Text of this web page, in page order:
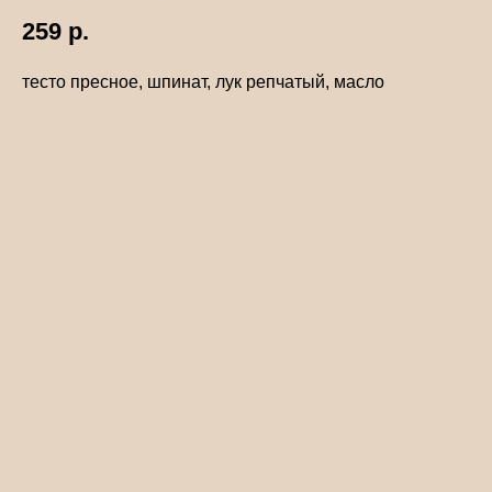
259 р.
тесто пресное, шпинат, лук репчатый, масло